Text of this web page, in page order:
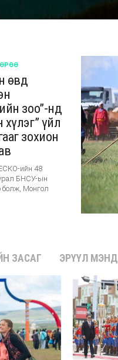
өвд
зоо”-нд
үйл
зохион
ийн 48
БНСУ-ын
болж, Монгол
ЗАСАГ ЭРҮҮЛ МЭНД